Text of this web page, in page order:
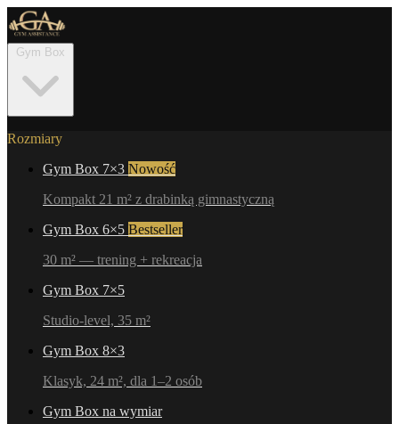
Rozmiary
Gym Box 7×3 Nowość
Kompakt 21 m² z drabinką gimnastyczną
Gym Box 6×5 Bestseller
30 m² — trening + rekreacja
Gym Box 7×5
Studio-level, 35 m²
Gym Box 8×3
Klasyk, 24 m², dla 1–2 osób
Gym Box na wymiar